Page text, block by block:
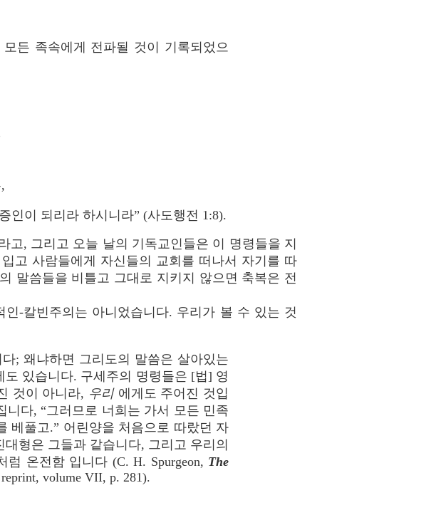
든 족속에게 전파될 것이 기록되었으
인이 되리라 하시니라” (사도행전 1:8).
, 그리고 오늘 날의 기독교인들은 이 명령들을 지
고 사람들에게 자신들의 교회를 떠나서 자기를 따
말씀들을 비틀고 그대로 지키지 않으면 축복은 전
-칼빈주의는 아니었습니다. 우리가 볼 수 있는 것
; 왜냐하면 그리도의 말씀은 살아있는
있습니다. 구세주의 명령들은 [법] 영
것이 아니라, 우리에게도 주어진 것입
다, “그러므로 너희는 가서 모든 민족
베풀고.” 어린양을 처음으로 따랐던 자
형은 그들과 같습니다, 그리고 우리의
온전함 입니다 (C. H. Spurgeon, The
volume VII, p. 281).